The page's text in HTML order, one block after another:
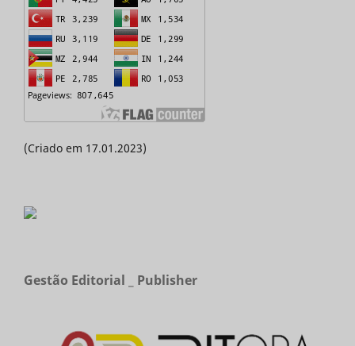
(Criado em 17.01.2023)
Gestão Editorial _ Publisher